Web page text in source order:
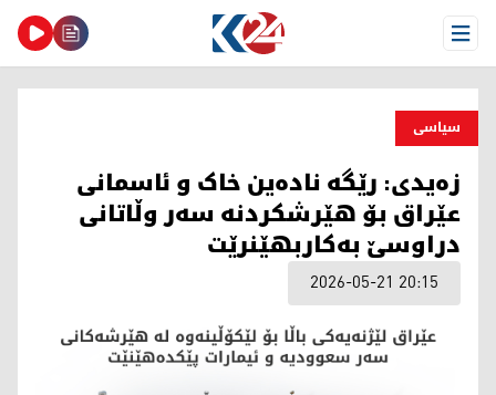
Open Menu
سیاسی
زەیدی: رێگە نادەین خاک و ئاسمانی
عێراق بۆ هێرشکردنە سەر وڵاتانی
دراوسێ بەکاربهێنرێت
2026-05-21 20:15